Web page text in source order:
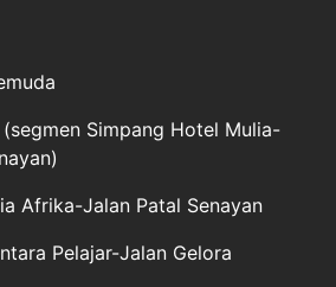
Simpang Hotel Mulia-
Afrika-Jalan Patal Senayan
Pelajar-Jalan Gelora